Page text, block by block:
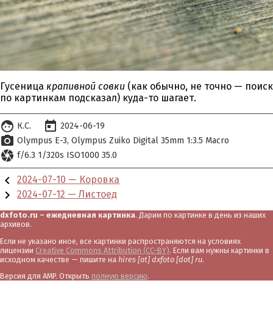
Гусеница крапивной совки (как обычно, не точно — поиск
по картинкам подсказал) куда-то шагает.
face К.С. today 2024-06-19
photo_camera Olympus E-3 Olympus Zuiko Digital 35mm 1:3.5 Macro
camera f/6.3 1/320s ISO1000 35.0
chevron_left 2024-07-10 — Коровка
chevron_right 2024-07-12 — Листоед
dxfoto.ru – ежедневная картинка. Дарим по картинке в день из наших
архивов.
Если не указано иное, все картинки распространяются на условиях
лицензии Creative Commons Attribution (CC-BY). Если вам нужны картинки в
исходном качестве — пишите на hires [at] dxfoto [dot] ru.
Версия для AMP. Открыть полную версию.